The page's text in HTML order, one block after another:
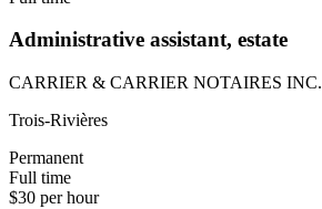
Administrative assistant, estate
CARRIER & CARRIER NOTAIRES INC.
Trois-Rivières
Permanent
Full time
$30 per hour